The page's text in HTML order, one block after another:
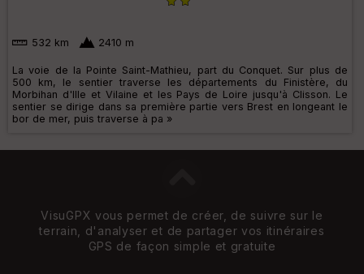
532 km 2410 m
La voie de la Pointe Saint-Mathieu, part du Conquet. Sur plus de
500 km, le sentier traverse les départements du Finistère, du
Morbihan d'Ille et Vilaine et les Pays de Loire jusqu'à Clisson. Le
sentier se dirige dans sa première partie vers Brest en longeant le
bor de mer, puis traverse à pa »
VisuGPX vous permet de créer, de suivre sur le
terrain, d'analyser et de partager vos itinéraires
GPS de façon simple et gratuite